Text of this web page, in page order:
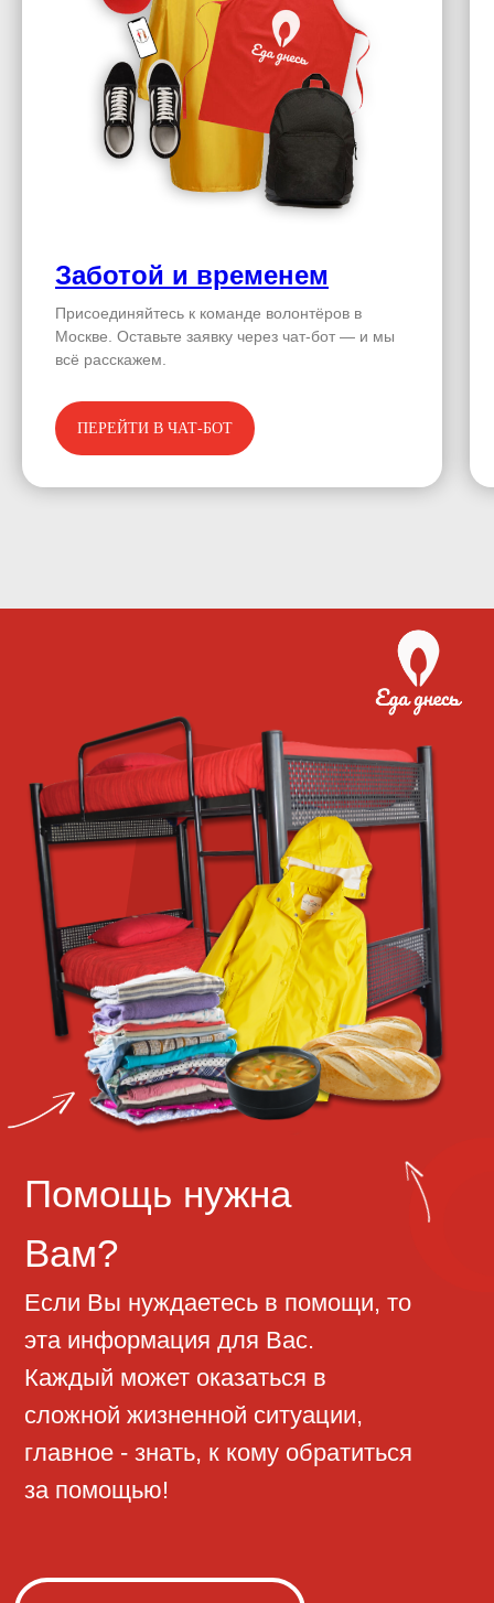
Заботой и временем
Присоединяйтесь к команде волонтёров в
Москве. Оставьте заявку через чат-бот — и мы
всё расскажем.
ПЕРЕЙТИ В ЧАТ-БОТ